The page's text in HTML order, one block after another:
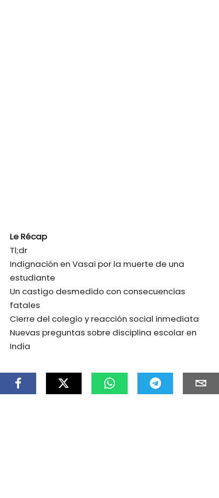
Le Récap
Tl;dr
Indignación en Vasai por la muerte de una
estudiante
Un castigo desmedido con consecuencias
fatales
Cierre del colegio y reacción social inmediata
Nuevas preguntas sobre disciplina escolar en
India